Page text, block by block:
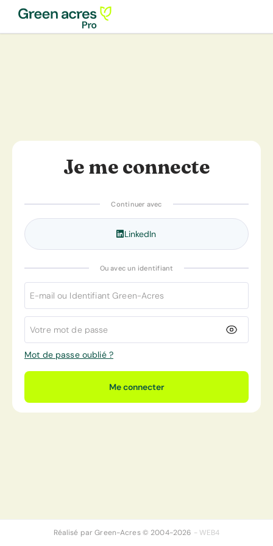
Je me connecte
Continuer avec
LinkedIn
Ou avec un identifiant
E-mail ou Identifiant Green-Acres
Votre mot de passe
Mot de passe oublié ?
Me connecter
Réalisé parGreen-Acres© 2004-2026 - WEB4